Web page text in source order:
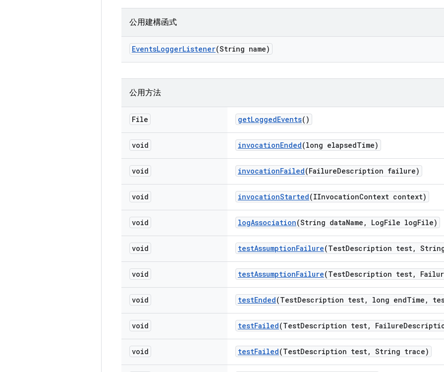
公用建構函式
EventsLoggerListener(String name)
公用方法
File getLoggedEvents()
void invocationEnded(long elapsedTime)
void invocationFailed(FailureDescription failure)
void invocationStarted(IInvocationContext context)
void logAssociation(String dataName , LogFile logFile)
void testAssumptionFailure(TestDescription test,
void testAssumptionFailure(TestDescription test,
void testEnded(TestDescription test, long endTime ,
void testFailed(TestDescription test, Failure
void testFailed(TestDescription test, String trace)